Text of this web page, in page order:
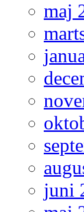
maj
juni